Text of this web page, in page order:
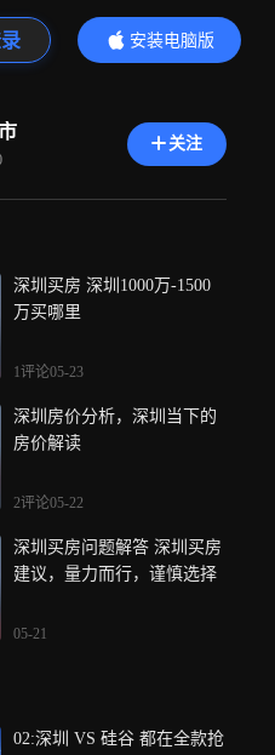
安装电脑版
内容更精彩
关注
深圳买房 深圳1000万-1500
万买哪里
1评论05-23
深圳房价分析，深圳当下的
房价解读
2评论05-22
深圳买房问题解答 深圳买房
建议，量力而行，谨慎选择
05-21
02:深圳 VS 硅谷 都在全款抢